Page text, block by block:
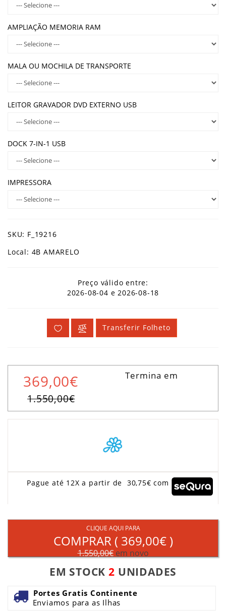
AMPLIAÇÃO MEMORIA RAM
MALA OU MOCHILA DE TRANSPORTE
LEITOR GRAVADOR DVD EXTERNO USB
DOCK 7-IN-1 USB
IMPRESSORA
SKU: F_19216
Local: 4B AMARELO
Preço válido entre:
2026-08-04 e 2026-08-18
Transferir Folheto
369,00€
1.550,00€
Termina em
Pague até 12X a partir de 30,75€ com
CLIQUE AQUI PARA
COMPRAR ( 369,00€)
1.550,00€em novo
EM STOCK2 UNIDADES
Portes Gratis Continente
Enviamos para as Ilhas